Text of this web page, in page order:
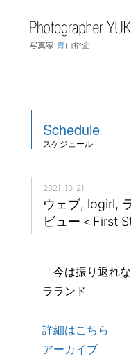
Schedule
スケジュール
2021-10-21
ウェブ, logirl,
ビュー＜First
「今は振り返れ
ラランド
詳細はこちら
アーカイブ